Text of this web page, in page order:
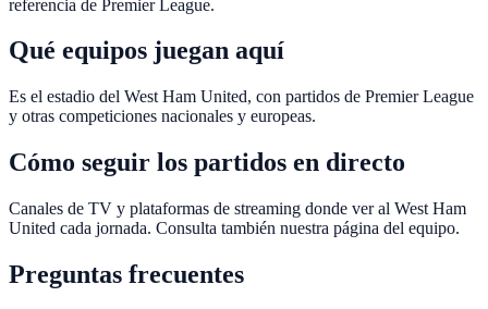
referencia de Premier League.
Qué equipos juegan aquí
Es el estadio del West Ham United, con partidos de Premier League
y otras competiciones nacionales y europeas.
Cómo seguir los partidos en directo
Canales de TV y plataformas de streaming donde ver al West Ham
United cada jornada. Consulta también nuestra página del equipo.
Preguntas frecuentes